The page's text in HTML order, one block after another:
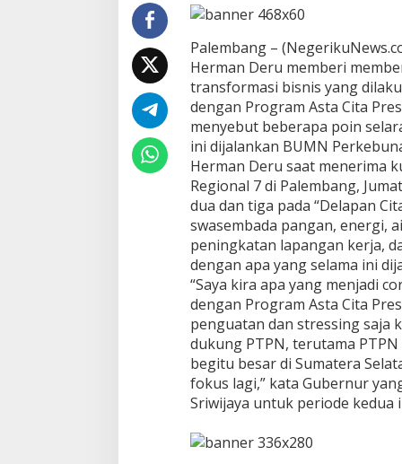
t
a
-
C
i
t
a
P
r
e
s
i
d
e
n
Palembang –
Herman Deru memberi
transformasi bisnis yang
dengan Program Asta Cita
menyebut beberapa poin
ini dijalankan BUMN
Herman Deru saat menerima
Regional 7 di Palembang,
dua dan tiga pada “Delapan
swasembada pangan, energi,
peningkatan lapangan kerja,
dengan apa yang selama ini
“Saya kira apa yang menjadi
dengan Program Asta Cita
penguatan dan stressing saja
dukung PTPN, terutama
begitu besar di Sumatera
fokus lagi,” kata Gubernur
Sriwijaya untuk periode kedua